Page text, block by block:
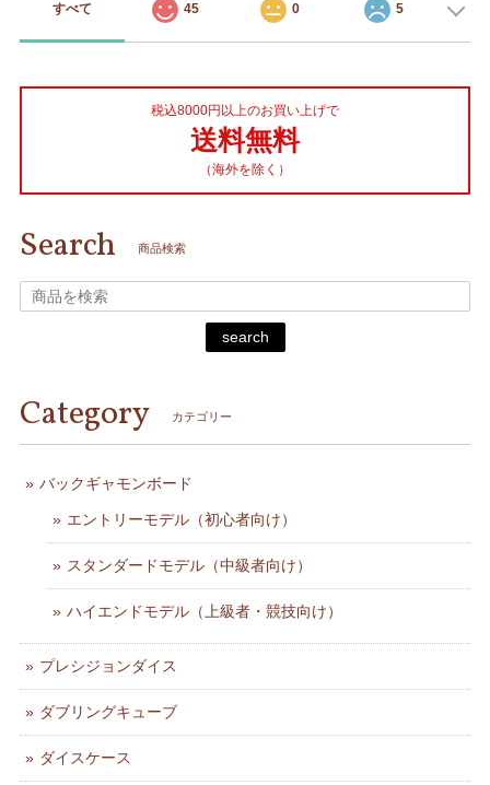
すべて 45 0 5
税込8000円以上のお買い上げで
送料無料
（海外を除く）
Search 商品検索
search
Category カテゴリー
バックギャモンボード
エントリーモデル（初心者向け）
スタンダードモデル（中級者向け）
ハイエンドモデル（上級者・競技向け）
プレシジョンダイス
ダブリングキューブ
ダイスケース